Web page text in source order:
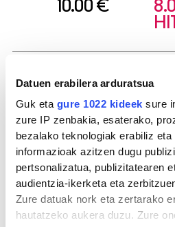
Datuen erabilera arduratsua
Guk eta gure 1022 kideek sure
zure IP zenbakia, esaterako,
bezalako teknologiak erabiliz eta
informazioak azitzen dugu
pertsonalizatua, publizitatearen
audientzia-ikerketa eta
Zure datuak nork eta zertarako
hautatzeko aukera duzu. Zure
10.00 €